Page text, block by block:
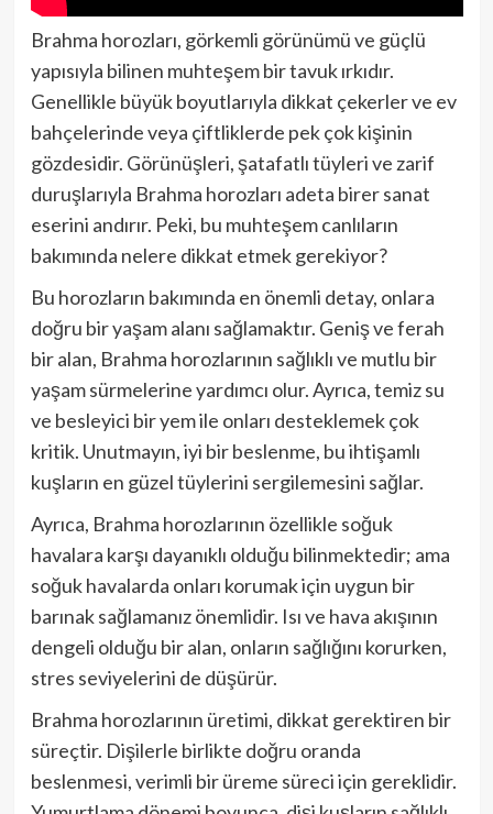
Brahma horozları, görkemli görünümü ve güçlü
yapısıyla bilinen muhteşem bir tavuk ırkıdır.
Genellikle büyük boyutlarıyla dikkat çekerler ve ev
bahçelerinde veya çiftliklerde pek çok kişinin
gözdesidir. Görünüşleri, şatafatlı tüyleri ve zarif
duruşlarıyla Brahma horozları adeta birer sanat
eserini andırır. Peki, bu muhteşem canlıların
bakımında nelere dikkat etmek gerekiyor?
Bu horozların bakımında en önemli detay, onlara
doğru bir yaşam alanı sağlamaktır. Geniş ve ferah
bir alan, Brahma horozlarının sağlıklı ve mutlu bir
yaşam sürmelerine yardımcı olur. Ayrıca, temiz su
ve besleyici bir yem ile onları desteklemek çok
kritik. Unutmayın, iyi bir beslenme, bu ihtişamlı
kuşların en güzel tüylerini sergilemesini sağlar.
Ayrıca, Brahma horozlarının özellikle soğuk
havalara karşı dayanıklı olduğu bilinmektedir; ama
soğuk havalarda onları korumak için uygun bir
barınak sağlamanız önemlidir. Isı ve hava akışının
dengeli olduğu bir alan, onların sağlığını korurken,
stres seviyelerini de düşürür.
Brahma horozlarının üretimi, dikkat gerektiren bir
süreçtir. Dişilerle birlikte doğru oranda
beslenmesi, verimli bir üreme süreci için gereklidir.